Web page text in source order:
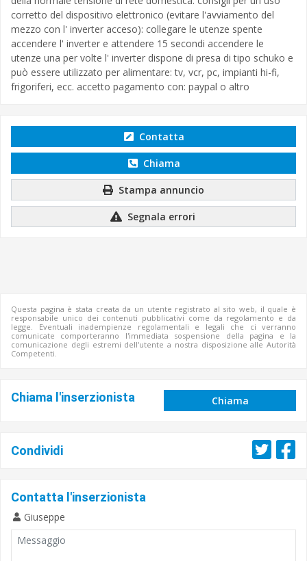
corretto del dispositivo elettronico (evitare l'avviamento del
mezzo con l' inverter acceso): collegare le utenze spente
accendere l' inverter e attendere 15 secondi accendere le
utenze una per volte l' inverter dispone di presa di tipo schuko e
può essere utilizzato per alimentare: tv, vcr, pc, impianti hi-fi,
frigoriferi, ecc. accetto pagamento con: paypal o altro
Contatta
Chiama
Stampa annuncio
Segnala errori
Questa pagina è stata creata da un utente registrato al sito web, il quale è
responsabile unico dei contenuti pubblicativi come da regolamento e da
legge. Eventuali inadempienze regolamentali e legali che ci verranno
comunicate comporteranno l'immediata sospensione della pagina e la
comunicazione degli estremi dell'utente a nostra disposizione alle Autorità
Competenti.
Chiama l'inserzionista Chiama
Condividi
Contatta l'inserzionista
Giuseppe